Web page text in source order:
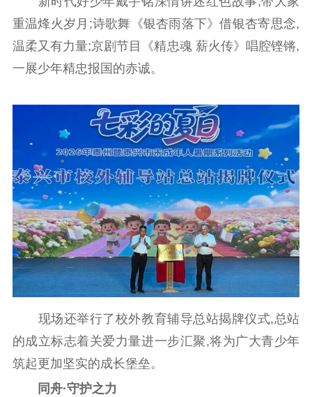
服务
共建共享平台
习平台
重温烽火岁月;诗歌舞《银杏雨落下》借银杏寄思念,
温柔又有力量;京剧节目《精忠魂 薪火传》唱腔铿锵,
一展少年精忠报国的赤诚。
现场还举行了校外教育辅导总站揭牌仪式,总站
的成立标志着关爱力量进一步汇聚,将为广大青少年
筑起更加坚实的成长堡垒。
同舟·守护之力